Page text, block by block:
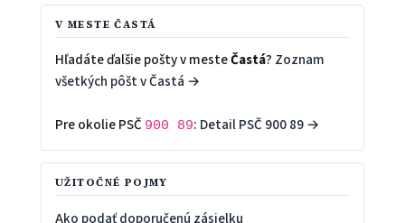
V MESTE ČASTÁ
Hľadáte ďalšie pošty v mesteČastá? Zoznam
všetkých pôšt v Častá →
Pre okolie PSČ 900 89: Detail PSČ 900 89 →
UŽITOČNÉ POJMY
Ako podať doporučenú zásielku